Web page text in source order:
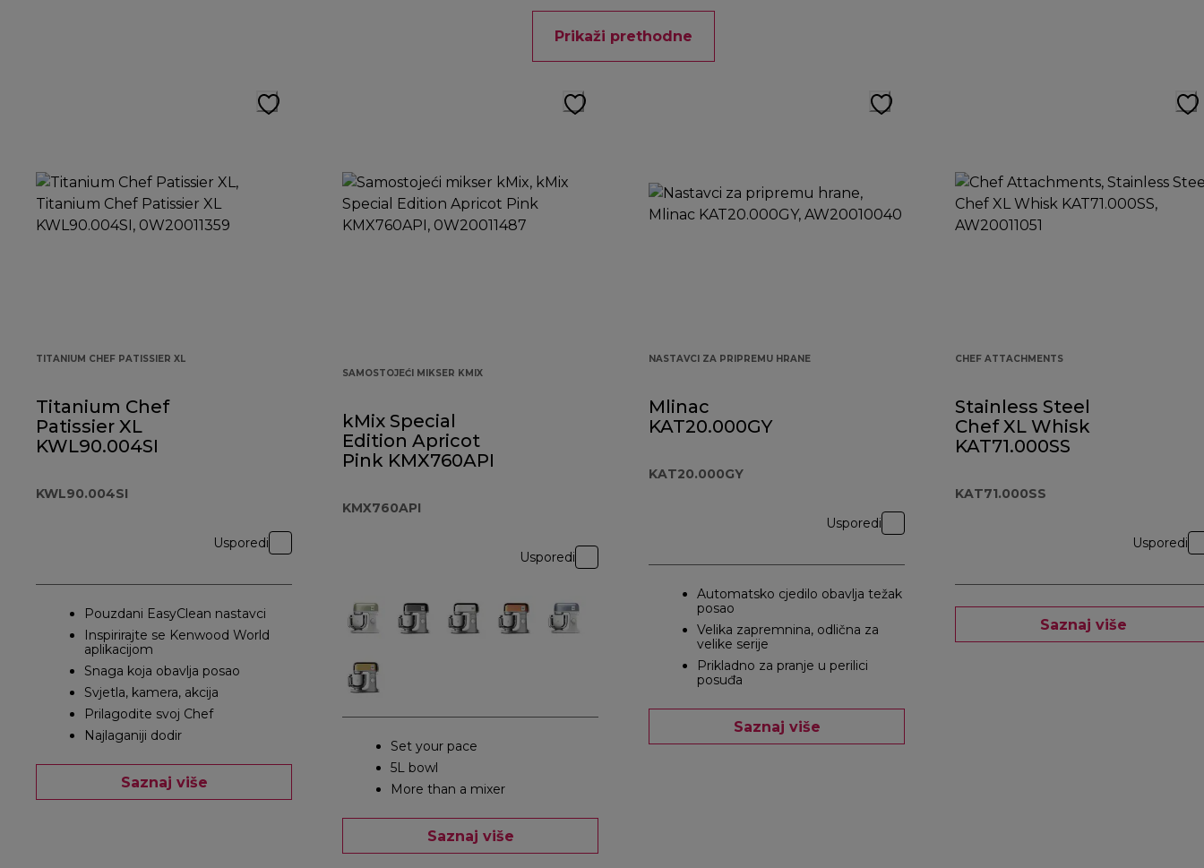
Prikaži prethodne
TITANIUM CHEF PATISSIER XL
Titanium Chef
Patissier XL
KWL90.004SI
KWL90.004SI
Usporedi
Pouzdani EasyClean nastavci
Inspirirajte se Kenwood World
aplikacijom
Snaga koja obavlja posao
Svjetla, kamera, akcija
Prilagodite svoj Chef
Najlaganiji dodir
Saznaj više
SAMOSTOJEĆI MIKSER KMIX
kMix Special
Edition Apricot
Pink KMX760API
KMX760API
Usporedi
Set your pace
5L bowl
More than a mixer
Saznaj više
NASTAVCI ZA PRIPREMU HRANE
Mlinac
KAT20.000GY
KAT20.000GY
Usporedi
Automatsko cjedilo obavlja težak
posao
Velika zapremnina, odlična za
velike serije
Prikladno za pranje u perilici
posuđa
Saznaj više
CHEF ATTACHMENTS
Stainless Steel
Chef XL Whisk
KAT71.000SS
KAT71.000SS
Usporedi
Saznaj više